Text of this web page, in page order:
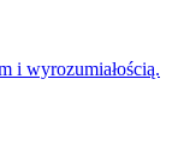
i wyrozumiałością.